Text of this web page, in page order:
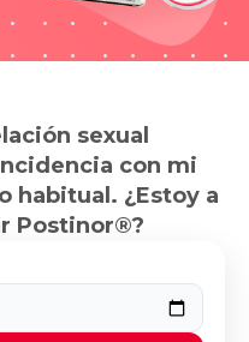
sexual
con mi
habitual. ¿Estoy a
Postinor®?